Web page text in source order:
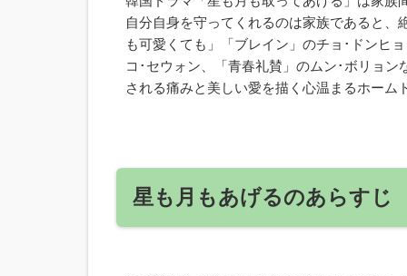
自分自身を守ってくれるのは家族であると
も可愛くても」「ブレイン」のチョ･ドンヒ
コ･セウォン、「青春礼賛」のムン･ボリョ
される痛みと美しい愛を描く心温まるホーム
星も月もあげるのあらすじ